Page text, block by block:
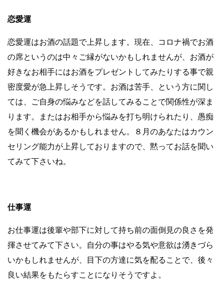
恋愛運
恋愛運はお酒の話題で上昇します。現在、コロナ禍でお酒
の席というのは中々ご縁がないかもしれませんが、お酒が
好きなお相手にはお酒をプレゼントしてみたりする事で親
密度愛が急上昇しそうです。お酒は苦手、という方に関し
ては、ご自身の悩みなどを話してみることで関係性が深ま
ります。またはお相手から悩みを打ち明けられたり、愚痴
を聞く機会があるかもしれません。８月のあなたはカウン
セリング能力が上昇しておりますので、黙ってお話を聞い
てみて下さいね。
仕事運
お仕事運は後輩や部下に対して持ち前の面倒見の良さを発
揮させてみて下さい。自分の事はやる気や意欲は湧きづら
いかもしれませんが、目下の方達に気を配ることで、後々
良い結果をもたらすことになりそうですよ。